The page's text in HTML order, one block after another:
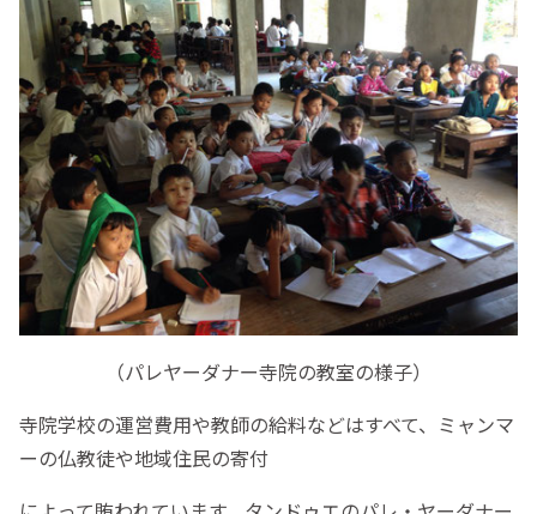
（パレヤーダナー寺院の教室の様子）
寺院学校の運営費用や教師の給料などはすべて、ミャンマ
ーの仏教徒や地域住民の寄付